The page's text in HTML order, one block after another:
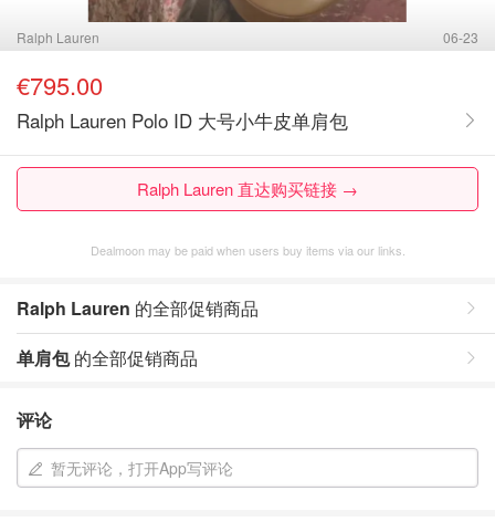
Ralph Lauren 06-23
€795.00
Ralph Lauren Polo ID 大号小牛皮单肩包
Ralph Lauren 直达购买链接 →
Dealmoon may be paid when users buy items via our links.
Ralph Lauren 的全部促销商品
单肩包的全部促销商品
评论
暂无评论，打开App写评论